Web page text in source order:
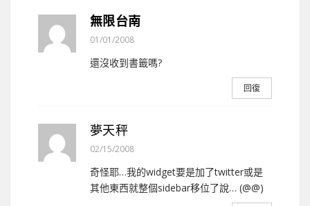
無限台南
01/01/2008
還沒收到書籤嗎?
回復
夢天秤
02/15/2008
奇怪耶…我的widget要是加了twitter或是
其他東西就整個sidebar移位了說… (@@)